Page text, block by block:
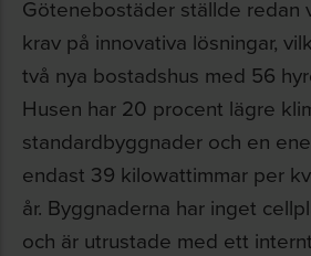
Götenebostäder ställde redan
krav på innovativa lösningar,
två nya bostadshus med 56
Husen har 20 procent lägre
standardbyggnader och en
endast 39 kilowattimmar per
år. Byggnaderna har inget
och är utrustade med ett